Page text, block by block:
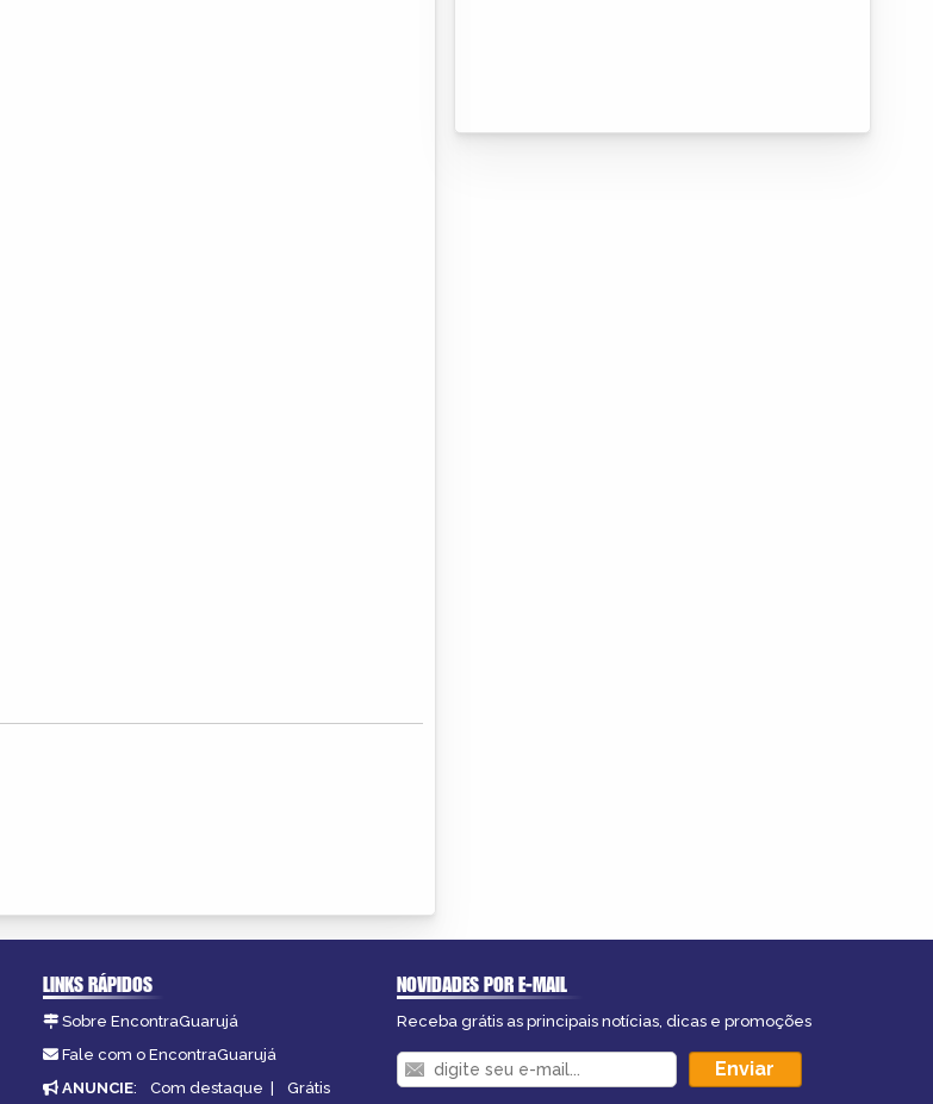
LINKS RÁPIDOS
Sobre EncontraGuarujá
Fale com o EncontraGuarujá
ANUNCIE: Com destaque | Grátis
NOVIDADES POR E-MAIL
Receba grátis as principais notícias, dicas e promoções